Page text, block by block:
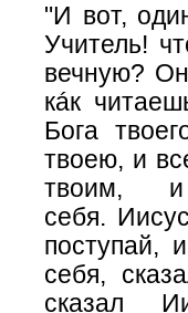
"И вот,
Учитель!
вечную?
кáк
Бога
твоею, и
твоим,
себя. Иисус
поступай,
себя,
сказал